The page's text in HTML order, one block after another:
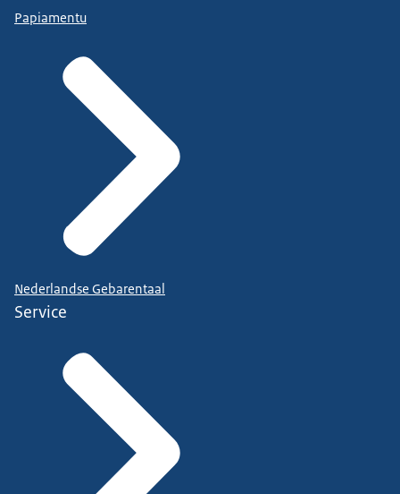
Papiamentu
Nederlandse Gebarentaal
Service